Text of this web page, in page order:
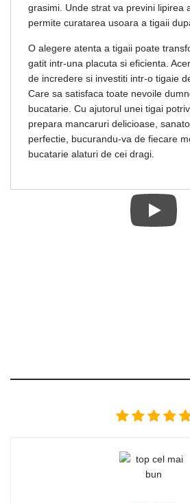
grasimi. Unde strat va previni lipirea
permite curatarea usoara a tigaii
O alegere atenta a tigaii poate
gatit intr-una placuta si eficienta.
de incredere si investiti intr-o tigaie
Care sa satisfaca toate nevoile
bucatarie. Cu ajutorul unei tigai
prepara mancaruri delicioase,
perfectie, bucurandu-va de fiecare
bucatarie alaturi de cei dragi.